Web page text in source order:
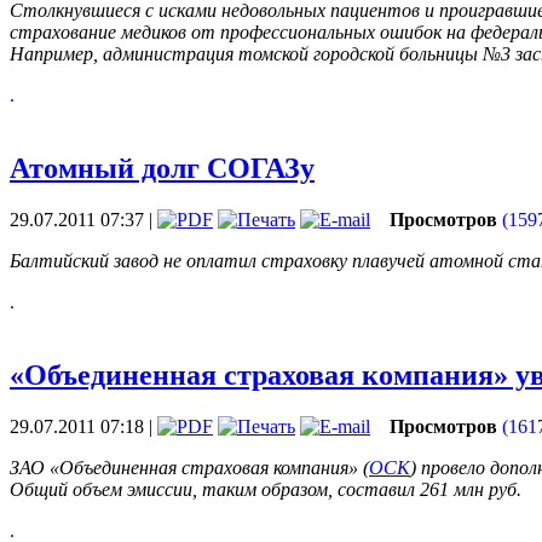
Столкнувшиеся с исками недовольных пациентов и
страхование медиков от профессиональных ошибок на
Например, администрация томской городской больницы №3
.
Атомный долг СОГАЗу
29.07.2011 07:37 | Просмотров
Балтийский завод не оплатил страховку плавучей атомной
.
«Объединенная страховая компания»
29.07.2011 07:18 | Просмотров
ЗАО «Объединенная страховая компания» (ОСК) провело
Общий объем эмиссии, таким образом, составил 261 млн руб.
.